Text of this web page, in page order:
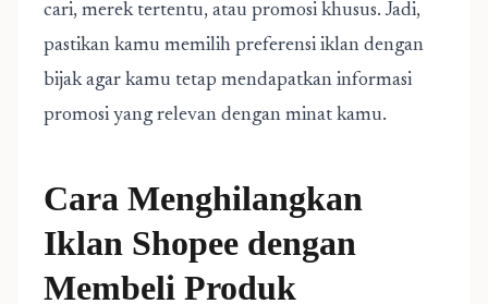
cari, merek tertentu, atau promosi khusus. Jadi,
pastikan kamu memilih preferensi iklan dengan
bijak agar kamu tetap mendapatkan informasi
promosi yang relevan dengan minat kamu.
Cara Menghilangkan
Iklan Shopee dengan
Membeli Produk